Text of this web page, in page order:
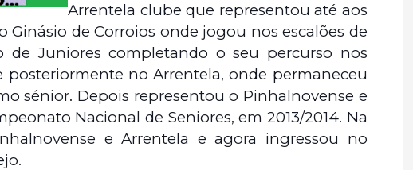
Arrentela clube que representou até aos
Ginásio de Corroios onde jogou nos escalões de
de Juniores completando o seu percurso nos
posteriormente no Arrentela, onde permaneceu
sénior. Depois representou o Pinhalnovense e
Nacional de Seniores, em 2013/2014. Na
e Arrentela e agora ingressou no